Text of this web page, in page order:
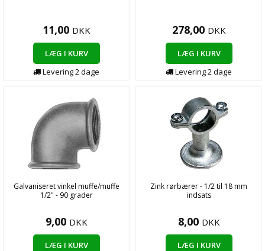
11,00 DKK
LÆG I KURV
Levering 2 dage
278,00 DKK
LÆG I KURV
Levering 2 dage
Galvaniseret vinkel muffe/muffe
1/2" - 90 grader
9,00 DKK
LÆG I KURV
Zink rørbærer - 1/2 til 18 mm
indsats
8,00 DKK
LÆG I KURV